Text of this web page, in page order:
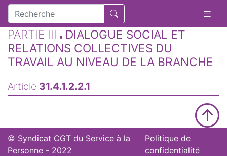
PARTIE III
DIALOGUE SOCIAL ET
RELATIONS COLLECTIVES DU
TRAVAIL AU NIVEAU DE LA BRANCHE
Article 31.4.1.2.2.1
© Syndicat CGT du Service à la
Personne - 2022
Politique de
confidentialité